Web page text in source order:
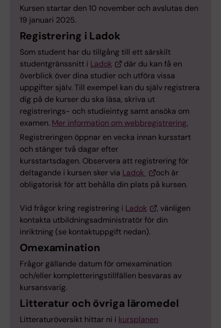
Kursen startar den 10 november och avslutas den
19 januari 2025.
Registrering i Ladok
Som student har du tillgång till ett särskilt
studentgränssnitt i Ladok
där du kan få en
överblick över dina studier och utföra vissa
uppgifter själv. Till exempel kan du själv registrera
dig på de kurser du ska läsa, skriva ut
registrerings- och studieintyg samt ansöka om
examen. Mer information om webbregistrering.
Registreringen öppnar en vecka innan kursstart
och stänger två dagar efter
kursstartsdagen. Observera att registrering för
deltagande i kursen sker via Ladok
och är
obligatorisk för att behålla din plats på kursen.
Vid frågor kring registrering i Ladok
, vänligen
kontakta utbildningsadministratör för din
inriktning (se kontaktuppgift nedan).
Omexamination
Frågor gällande datum för omexamination
och/eller kompletteringstillfällen besvaras av
kursansvarig.
Litteratur och övriga läromedel
Litteraturöversikt hittar ni i kursplanen